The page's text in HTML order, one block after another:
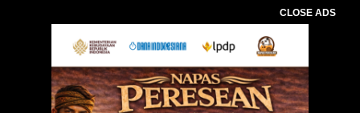
CLOSE ADS